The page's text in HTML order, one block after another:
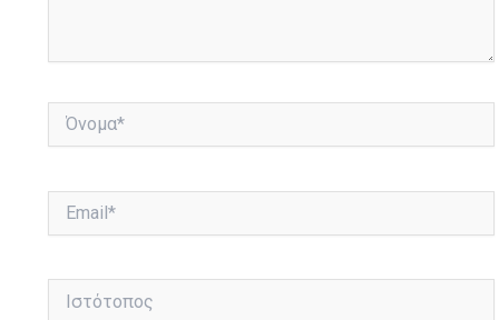
Όνομα*
Ιστότοπος